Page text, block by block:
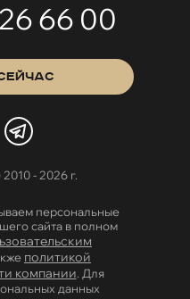
66 00
- 2026 г.
персональные
сайта в полном
политикой
компании. Для
данных